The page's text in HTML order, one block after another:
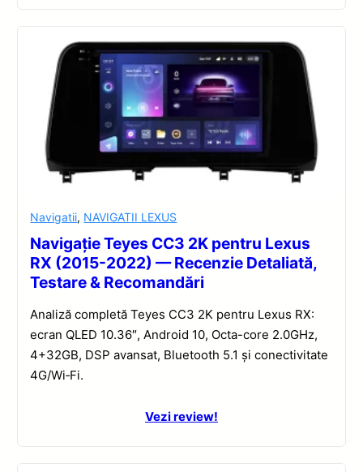
Navigatii, NAVIGATII LEXUS
Navigație Teyes CC3 2K pentru Lexus
RX (2015-2022) — Recenzie Detaliată,
Testare & Recomandări
Analiză completă Teyes CC3 2K pentru Lexus RX:
ecran QLED 10.36″, Android 10, Octa-core 2.0GHz,
4+32GB, DSP avansat, Bluetooth 5.1 și conectivitate
4G/Wi‑Fi.
Vezi review!